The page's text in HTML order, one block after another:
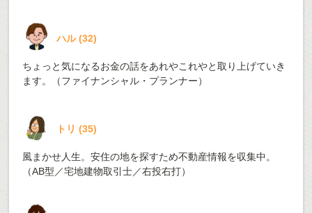
ハル(32)
ちょっと気になるお金の話をあれやこれやと取り上げていき
ます。（ファイナンシャル・プランナー）
トリ(35)
風まかせ人生。安住の地を探すため不動産情報を収集中。
（AB型／宅地建物取引士／右投右打）